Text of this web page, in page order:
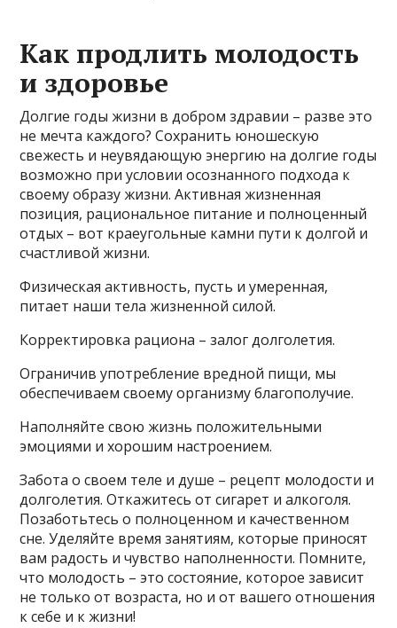
Как продлить молодость
и здоровье
Долгие годы жизни в добром здравии – разве это
не мечта каждого? Сохранить юношескую
свежесть и неувядающую энергию на долгие годы
возможно при условии осознанного подхода к
своему образу жизни. Активная жизненная
позиция, рациональное питание и полноценный
отдых – вот краеугольные камни пути к долгой и
счастливой жизни.
Физическая активность, пусть и умеренная,
питает наши тела жизненной силой.
Корректировка рациона – залог долголетия.
Ограничив употребление вредной пищи, мы
обеспечиваем своему организму благополучие.
Наполняйте свою жизнь положительными
эмоциями и хорошим настроением.
Забота о своем теле и душе – рецепт молодости и
долголетия. Откажитесь от сигарет и алкоголя.
Позаботьтесь о полноценном и качественном
сне. Уделяйте время занятиям, которые приносят
вам радость и чувство наполненности. Помните,
что молодость – это состояние, которое зависит
не только от возраста, но и от вашего отношения
к себе и к жизни!